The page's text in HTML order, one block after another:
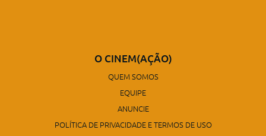
O CINEM(AÇÃO)
QUEM SOMOS
EQUIPE
ANUNCIE
POLÍTICA DE PRIVACIDADE E TERMOS DE USO